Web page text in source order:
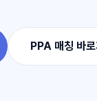
PPA 매칭 바